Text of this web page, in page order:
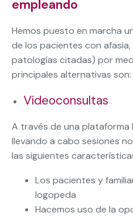
empleando
Hemos puesto en marcha
de los pacientes con afasia,
patologías citadas) por
principales alternativas son:
Videoconsultas
A través de una plataforma
llevando a cabo sesiones
las siguientes
Los pacientes y
logopeda
Hacemos uso de la